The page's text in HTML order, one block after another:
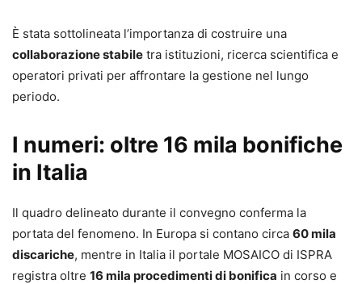
È stata sottolineata l’importanza di costruire una
collaborazione stabile tra istituzioni, ricerca scientifica e
operatori privati per affrontare la gestione nel lungo
periodo.
I numeri: oltre 16 mila bonifiche
in Italia
Il quadro delineato durante il convegno conferma la
portata del fenomeno. In Europa si contano circa 60 mila
discariche, mentre in Italia il portale MOSAICO di ISPRA
registra oltre 16 mila procedimenti di bonifica in corso e